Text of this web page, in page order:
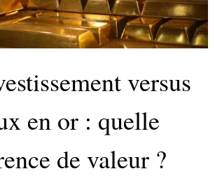
versus
en or : quelle
de valeur ?